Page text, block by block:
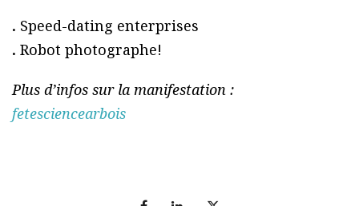
. Speed-dating enterprises
. Robot photographe!
Plus d’infos sur la manifestation :
fetesciencearbois